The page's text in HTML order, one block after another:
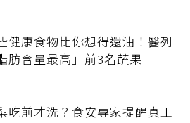
健康食物比你想得還油！醫列
肪含量最高」前3名蔬果
吃前才洗？食安專家提醒真正